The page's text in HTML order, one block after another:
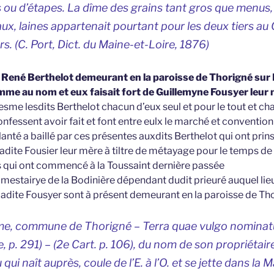
d’étapes. La dîme des grains tant gros que
laines appartenait pourtant pour les deux tiers au
(C. Port, Dict. du Maine-et-Loire, 1876)
Berthelot demeurant en la paroisse de Thorigné sur
au nom et eux faisait fort de Guillemyne Fousyer leur
lesdits Berthelot chacun d’eux seul et pour le tout et
avoir fait et font entre eulx le marché et convention
a baillé par ces présentes auxdits Berthelot qui ont
Fousier leur mère à tiltre de métayage pour le temps
ont commencé à la Toussaint dernière passée
de la Bodinière dépendant dudit prieuré auquel
Fousyer sont à présent demeurant en la paroisse de
commune de Thorigné – Terra quae vulgo
p. 291) – (2e Cart. p. 106), du nom de son
naît auprès, coule de l’E. à l’O. et se jette dans la